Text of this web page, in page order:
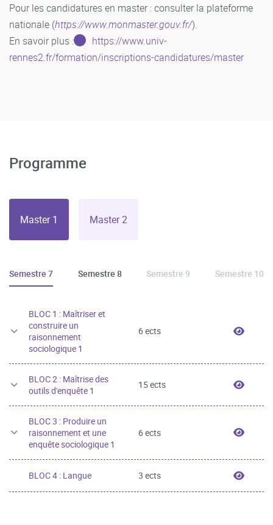
Pour les candidatures en master : consulter la plateforme
nationale (https://www.monmaster.gouv.fr/).
En savoir plus :
https://www.univ-
rennes2.fr/formation/inscriptions-candidatures/master
Programme
Master 1 Master 2
Semestre 7 Semestre 8 Semestre 9 Semestre 10
BLOC 1 : Maîtriser et
construire un
raisonnement
sociologique 1
6 ects BLOC
BLOC 2 : Maîtrise des
outils d'enquête 1
15 ects BLOC
BLOC 3 : Produire un
raisonnement et une
enquête sociologique 1
6 ects BLOC
BLOC 4 : Langue 3 ects BLOC